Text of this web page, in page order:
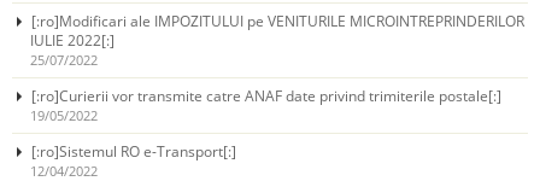
[:ro]Modificari ale IMPOZITULUI pe VENITURILE MICROINTREPRINDERILOR
IULIE 2022[:]
25/07/2022
[:ro]Curierii vor transmite catre ANAF date privind trimiterile postale[:]
19/05/2022
[:ro]Sistemul RO e-Transport[:]
12/04/2022